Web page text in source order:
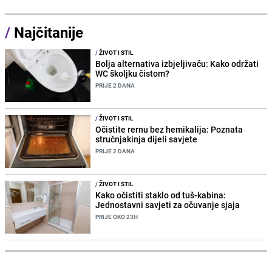
/ Najčitanije
/ŽIVOT I STIL
Bolja alternativa izbjeljivaču: Kako održati
WC školjku čistom?
PRIJE 2 DANA
/ŽIVOT I STIL
Očistite rernu bez hemikalija: Poznata
stručnjakinja dijeli savjete
PRIJE 2 DANA
/ŽIVOT I STIL
Kako očistiti staklo od tuš-kabina:
Jednostavni savjeti za očuvanje sjaja
PRIJE OKO 23H